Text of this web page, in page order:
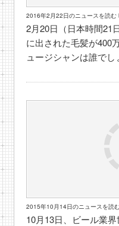
2016年2月22日のニュースを読む
2月20日（日本時間21
に出された毛髪が400
ュージシャンは誰でし
2015年10月14日のニュースを読
10月13日、ビール業